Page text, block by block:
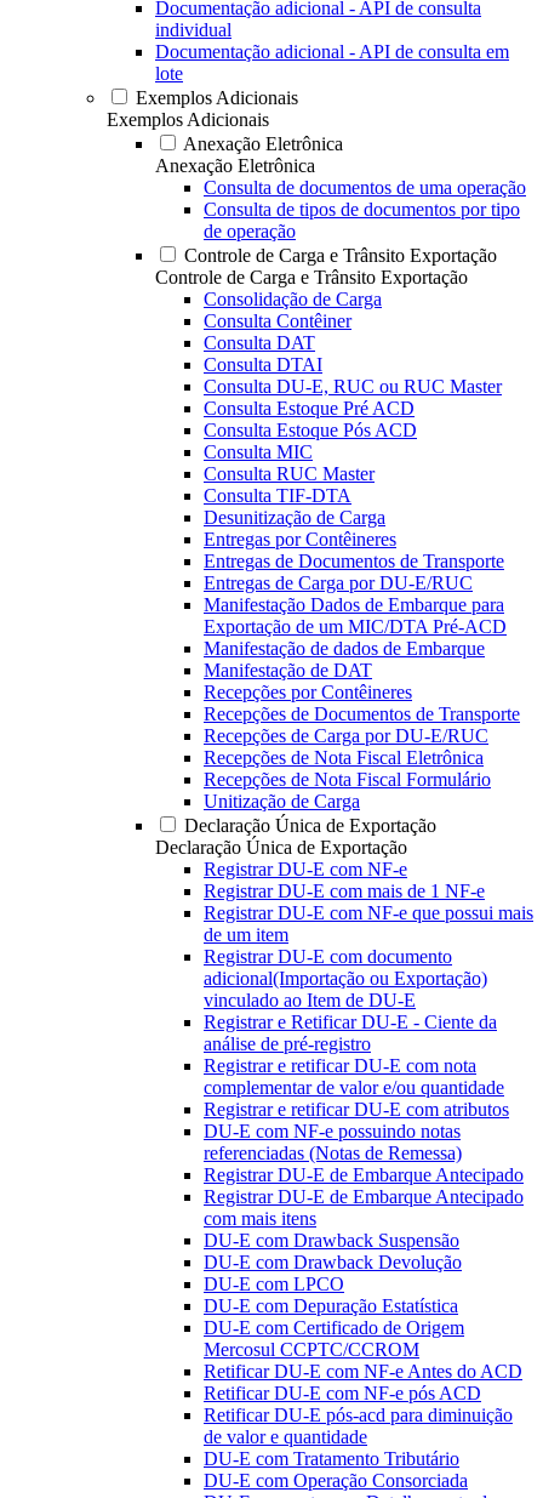
Documentação adicional - API de consulta
individual
Documentação adicional - API de consulta em
lote
Exemplos Adicionais
Exemplos Adicionais
Anexação Eletrônica
Anexação Eletrônica
Consulta de documentos de uma operação
Consulta de tipos de documentos por tipo
de operação
Controle de Carga e Trânsito Exportação
Controle de Carga e Trânsito Exportação
Consolidação de Carga
Consulta Contêiner
Consulta DAT
Consulta DTAI
Consulta DU-E, RUC ou RUC Master
Consulta Estoque Pré ACD
Consulta Estoque Pós ACD
Consulta MIC
Consulta RUC Master
Consulta TIF-DTA
Desunitização de Carga
Entregas por Contêineres
Entregas de Documentos de Transporte
Entregas de Carga por DU-E/RUC
Manifestação Dados de Embarque para
Exportação de um MIC/DTA Pré-ACD
Manifestação de dados de Embarque
Manifestação de DAT
Recepções por Contêineres
Recepções de Documentos de Transporte
Recepções de Carga por DU-E/RUC
Recepções de Nota Fiscal Eletrônica
Recepções de Nota Fiscal Formulário
Unitização de Carga
Declaração Única de Exportação
Declaração Única de Exportação
Registrar DU-E com NF-e
Registrar DU-E com mais de 1 NF-e
Registrar DU-E com NF-e que possui mais
de um item
Registrar DU-E com documento
adicional(Importação ou Exportação)
vinculado ao Item de DU-E
Registrar e Retificar DU-E - Ciente da
análise de pré-registro
Registrar e retificar DU-E com nota
complementar de valor e/ou quantidade
Registrar e retificar DU-E com atributos
DU-E com NF-e possuindo notas
referenciadas (Notas de Remessa)
Registrar DU-E de Embarque Antecipado
Registrar DU-E de Embarque Antecipado
com mais itens
DU-E com Drawback Suspensão
DU-E com Drawback Devolução
DU-E com LPCO
DU-E com Depuração Estatística
DU-E com Certificado de Origem
Mercosul CCPTC/CCROM
Retificar DU-E com NF-e Antes do ACD
Retificar DU-E com NF-e pós ACD
Retificar DU-E pós-acd para diminuição
de valor e quantidade
DU-E com Tratamento Tributário
DU-E com Operação Consorciada